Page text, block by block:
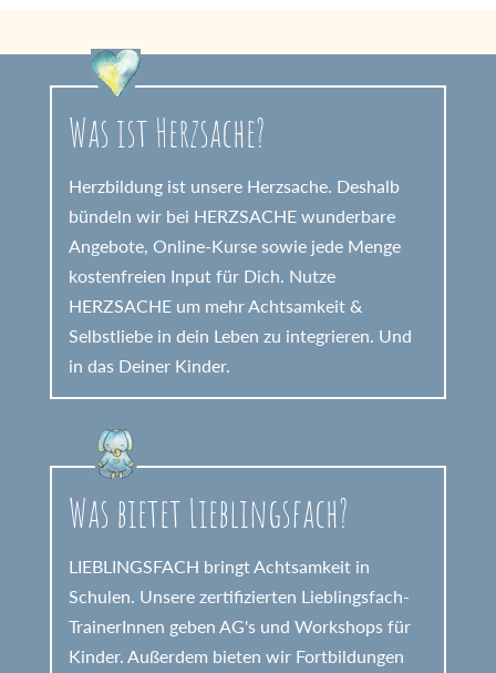
Was ist Herzsache?
Herzbildung ist unsere Herzsache. Deshalb
bündeln wir bei HERZSACHE wunderbare
Angebote, Online-Kurse sowie jede Menge
kostenfreien Input für Dich. Nutze
HERZSACHE um mehr Achtsamkeit &
Selbstliebe in dein Leben zu integrieren. Und
in das Deiner Kinder.
Was bietet Lieblingsfach?
LIEBLINGSFACH bringt Achtsamkeit in
Schulen. Unsere zertifizierten Lieblingsfach-
TrainerInnen geben AG's und Workshops für
Kinder. Außerdem bieten wir Fortbildungen